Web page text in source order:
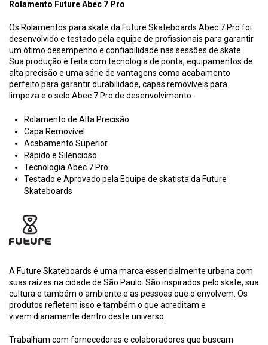
Rolamento Future Abec 7 Pro
Os Rolamentos para skate da Future Skateboards Abec 7 Pro foi
desenvolvido e testado pela equipe de profissionais para garantir
um ótimo desempenho e confiabilidade nas sessões de skate.
Sua produção é feita com tecnologia de ponta, equipamentos de
alta precisão e uma série de vantagens como acabamento
perfeito para garantir durabilidade, capas removíveis para
limpeza e o selo Abec 7 Pro de desenvolvimento.
Rolamento de Alta Precisão
Capa Removível
Acabamento Superior
Rápido e Silencioso
Tecnologia Abec 7 Pro
Testado e Aprovado pela Equipe de skatista da Future
Skateboards
A Future Skateboards é uma marca essencialmente urbana com
suas raízes na cidade de São Paulo. São inspirados pelo skate, sua
cultura e também o ambiente e as pessoas que o envolvem. Os
produtos refletem isso e também o que acreditam e
vivem diariamente dentro deste universo.
Trabalham com fornecedores e colaboradores que buscam